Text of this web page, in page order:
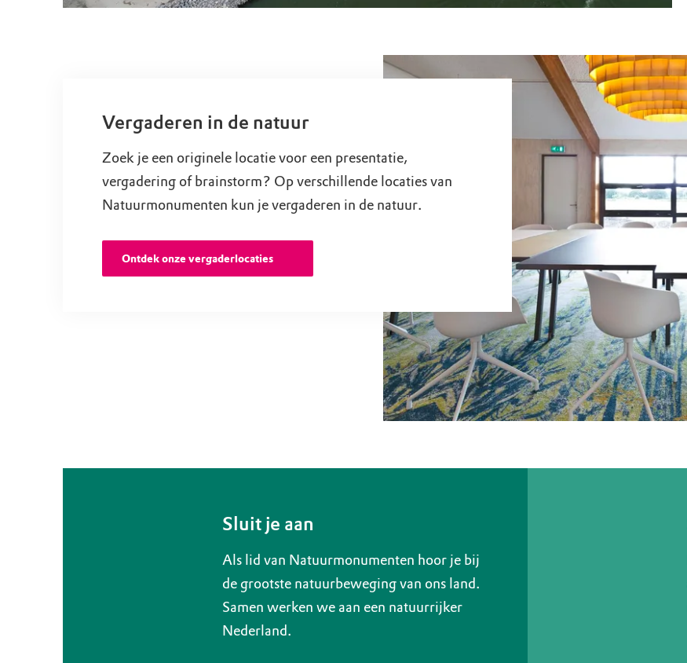
Vergaderen in de natuur
Zoek je een originele locatie voor een presentatie,
vergadering of brainstorm? Op verschillende locaties van
Natuurmonumenten kun je vergaderen in de natuur.
Ontdek onze vergaderlocaties
Sluit je aan
Als lid van Natuurmonumenten hoor je bij
de grootste natuurbeweging van ons land.
Samen werken we aan een natuurrijker
Nederland.